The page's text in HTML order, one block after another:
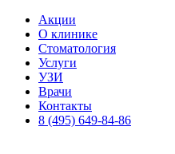
Акции
О клинике
Стоматология
Услуги
УЗИ
Врачи
Контакты
8 (495) 649-84-86